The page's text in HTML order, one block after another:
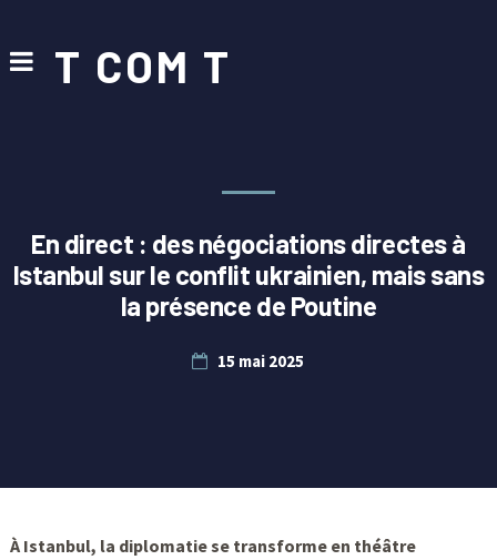
T COM T
En direct : des négociations directes à
Istanbul sur le conflit ukrainien, mais sans
la présence de Poutine
15 mai 2025
À Istanbul, la diplomatie se transforme en théâtre